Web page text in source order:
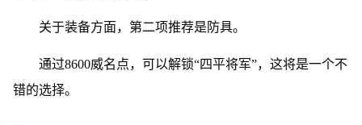
关于装备方面，第二项推荐是防具。
通过8600威名点，可以解锁“四平将军”，这将是一个不
错的选择。